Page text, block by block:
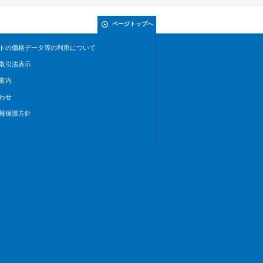
ページトップへ
の価格データ等の利用について
引法表示
内
せ
保護方針